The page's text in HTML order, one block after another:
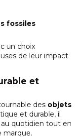
fossiles
un choix
de leur impact
et
des objets
et durable, il
quotidien tout en
marque.